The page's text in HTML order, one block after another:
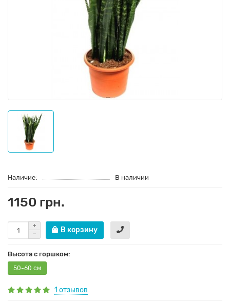
Наличие: В наличии
1150 грн.
В корзину
Высота с горшком:
50-60 см
1 отзывов